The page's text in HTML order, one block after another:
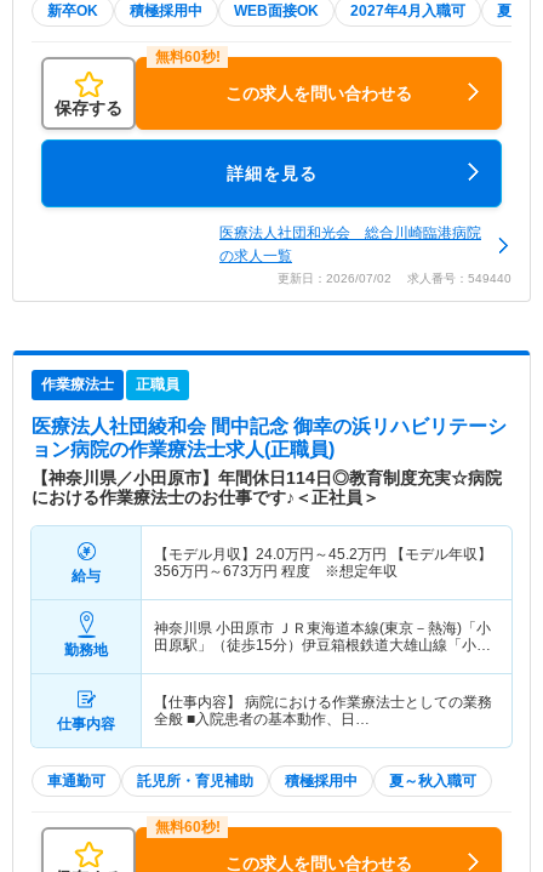
新卒OK 積極採用中 WEB面接OK 2027年4月入職可 夏～
保存する
この求人を問い合わせる
詳細を見る
医療法人社団和光会 総合川崎臨港病院
の求人一覧
更新日：2026/07/02 求人番号：549440
作業療法士 正職員
医療法人社団綾和会 間中記念 御幸の浜リハビリテーシ
ョン病院の作業療法士求人(正職員)
【神奈川県／小田原市】年間休日114日◎教育制度充実☆病院
における作業療法士のお仕事です♪＜正社員＞
給与
【モデル月収】 24.0万円～45.2万円 【モデル年収】
356万円～673万円 程度 ※想定年収
勤務地
神奈川県 小田原市
ＪＲ東海道本線(東京－熱海)「小
田原駅」（徒歩15分）伊豆箱根鉄道大雄山線「小田
仕事内容
【仕事内容】 病院における作業療法士としての業務
全般 ■入院患者の基本動作、日…
車通勤可 託児所・育児補助 積極採用中 夏～秋入職可
この求人を問い合わせる